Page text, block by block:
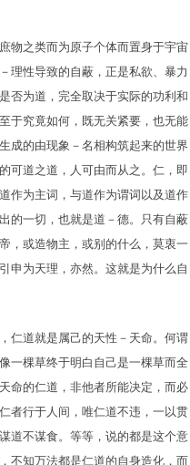
物之类而为原子个体而置身于宇宙
理性导致的自蔽，正是私欲、暴力
否为道，完全取决于实际的功利和
于究竟如何，既无关紧要，也无能
成的由现象－名相构筑起来的世界
可道之道，人可由而从之。仁，即
作为主词，与道作为谓词以及道作
的一切，也就是道－德。只有自蔽
，或造物主，或别的什么，莫衷一
申为天理，亦然。这就是为什么自
仁道就是属己的天性－天命。何谓
一棵草终于明白自己是一棵草而全
命的仁道，非他者所能决定，而必
者行于人间，唯仁道不违，一以贯
道不谋食。等等，说的都是这个意
不知万法都是仁道的自身造化，而